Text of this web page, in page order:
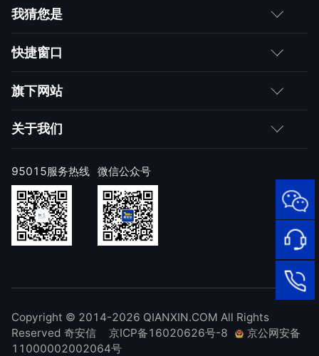
95015
网络安
全服务
热线
在线客
我猜您是
客户
合作伙伴
求职者
快捷窗口
如何购买
产品注册与激活
样本上报
奇安信天守安全软件
顽固病毒专杀工具
旗下网站
网神
技术研究院
威胁情报中心
补天漏洞响应平台
关于我们
公司简介
公司新闻
发展历程
进出口合规声明
95015服务热线 微信公众号
Copyright © 2014-2026 QIANXIN.COM All Rights
Reserved 奇安信
京ICP备16020626号-8
京公网安备
11000002002064号